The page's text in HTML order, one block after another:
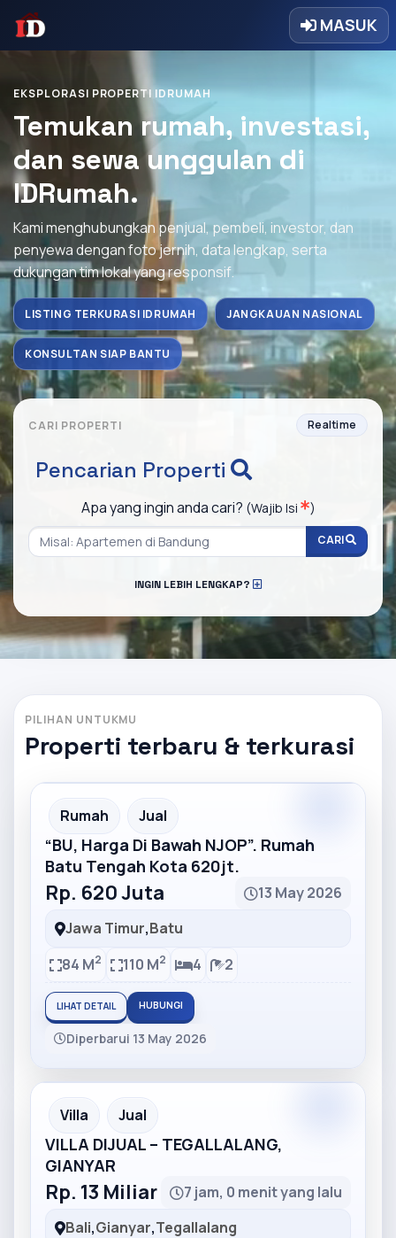
MASUK
EKSPLORASI PROPERTI IDRUMAH
Temukan rumah, investasi,
dan sewa unggulan di
IDRumah.
Kami menghubungkan penjual, pembeli, investor, dan
penyewa dengan foto jernih, data lengkap, serta
dukungan tim lokal yang responsif.
LISTING TERKURASI IDRUMAH JANGKAUAN NASIONAL
KONSULTAN SIAP BANTU
CARI PROPERTI Realtime
Pencarian Properti
Apa yang ingin anda cari? (Wajib Isi )
CARI
INGIN LEBIH LENGKAP?
PILIHAN UNTUKMU
Properti terbaru & terkurasi
Partner Ad
Rumah Jual
“BU, Harga Di Bawah NJOP”. Rumah
Batu Tengah Kota 620jt.
Rp. 620 Juta
13 May 2026
Jawa Timur,Batu
84 M2 110 M2 4 2
LIHAT DETAIL HUBUNGI
Diperbarui 13 May 2026
Partner Ad
Villa Jual
VILLA DIJUAL – TEGALLALANG,
GIANYAR
Rp. 13 Miliar
7 jam, 0 menit yang lalu
Bali,Gianyar,Tegallalang